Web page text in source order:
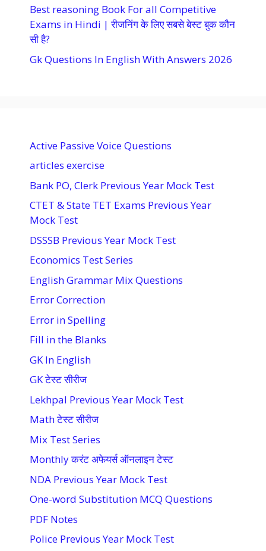
Best reasoning Book For all Competitive
Exams in Hindi | रीजनिंग के लिए सबसे बेस्ट बुक कौन
सी है?
Gk Questions In English With Answers 2026
Active Passive Voice Questions
articles exercise
Bank PO, Clerk Previous Year Mock Test
CTET & State TET Exams Previous Year
Mock Test
DSSSB Previous Year Mock Test
Economics Test Series
English Grammar Mix Questions
Error Correction
Error in Spelling
Fill in the Blanks
GK In English
GK टेस्ट सीरीज
Lekhpal Previous Year Mock Test
Math टेस्ट सीरीज
Mix Test Series
Monthly करंट अफेयर्स ऑनलाइन टेस्ट
NDA Previous Year Mock Test
One-word Substitution MCQ Questions
PDF Notes
Police Previous Year Mock Test